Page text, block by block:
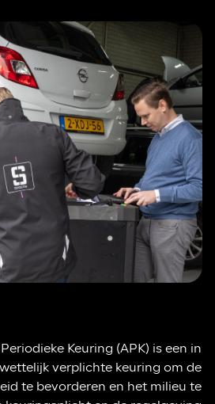
Keuring (APK) is een in
verplichte keuring om de
te bevorderen en het milieu te